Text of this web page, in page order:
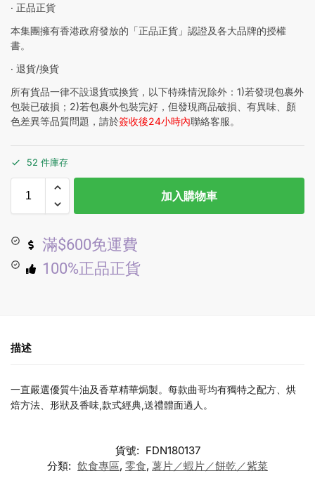
‧ 正品正貨
本集團擁有香港政府發放的「正品正貨」認證及各大品牌的授權
書。
‧ 退貨/換貨
所有貨品一律不設退貨或換貨，以下特殊情況除外：1)若發現包裹外
包裝已破損；2)若包裹外包裝完好，但發現商品破損、有異味、顏
色差異等品質問題，請於簽收後24小時內聯絡客服。
52 件庫存
加入購物車
滿$600免運費
100%正品正貨
描述
一直嚴選優質牛油及香草精華焗製。每款曲哥均有獨特之配方、烘
焙方法、形狀及香味,款式經典,送禮體面過人。
貨號: FDN180137
分類: 飲食專區, 零食, 薯片／蝦片／餅乾／紫菜